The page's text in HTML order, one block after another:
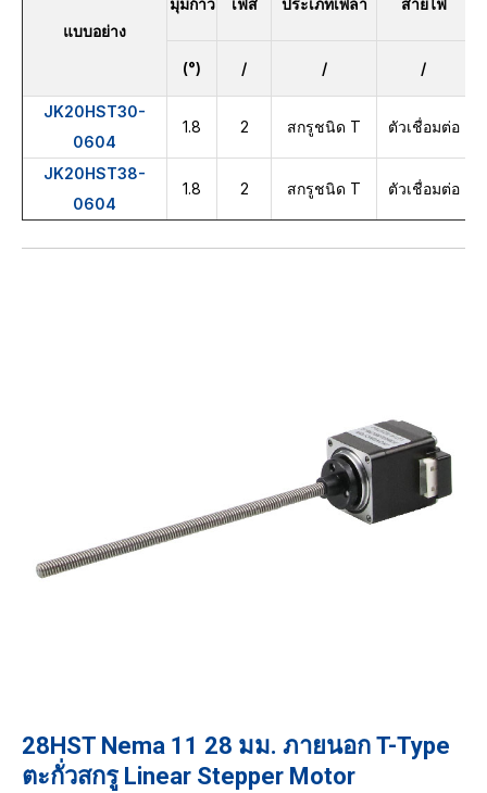
แบบอย่าง
มุมก้าว เฟส ประเภทเพลา สายไฟ
(°) / / /
JK20HST30-
0604
1.8 2 สกรูชนิด T ตัวเชื่อมต่อ
JK20HST38-
0604
1.8 2 สกรูชนิด T ตัวเชื่อมต่อ
28HST Nema 11 28 มม. ภายนอก T-Type
ตะกั่วสกรู Linear Stepper Motor